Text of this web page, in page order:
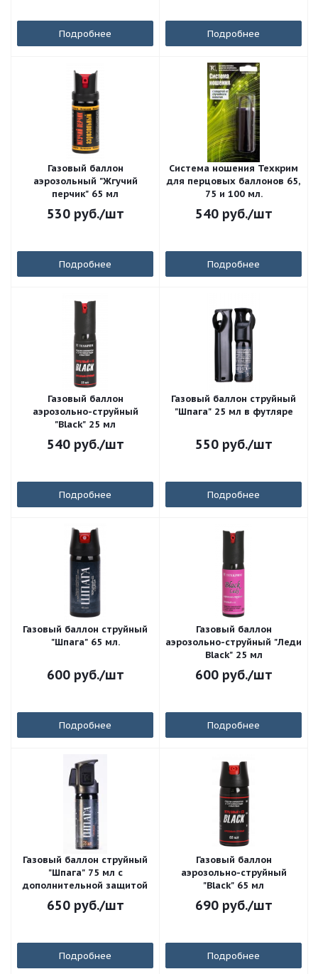
Подробнее Подробнее
Газовый баллон
аэрозольный "Жгучий
перчик" 65 мл
530руб./шт
Подробнее
Система ношения Техкрим
для перцовых баллонов 65,
75 и 100 мл.
540руб./шт
Подробнее
Газовый баллон
аэрозольно-струйный
"Black" 25 мл
540руб./шт
Подробнее
Газовый баллон струйный
"Шпага" 25 мл в футляре
550руб./шт
Подробнее
Газовый баллон струйный
"Шпага" 65 мл.
600руб./шт
Подробнее
Газовый баллон
аэрозольно-струйный "Леди
Black" 25 мл
600руб./шт
Подробнее
Газовый баллон струйный
"Шпага" 75 мл с
дополнительной защитой
650руб./шт
Подробнее
Газовый баллон
аэрозольно-струйный
"Black" 65 мл
690руб./шт
Подробнее